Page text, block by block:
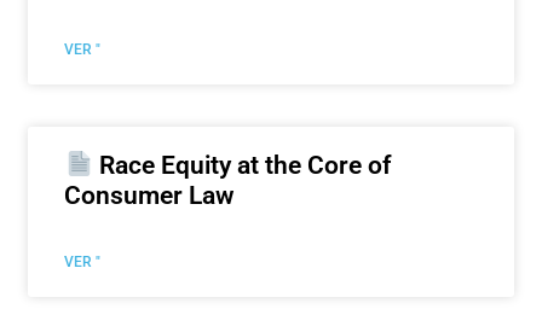
VER "
Race Equity at the Core of
Consumer Law
VER "